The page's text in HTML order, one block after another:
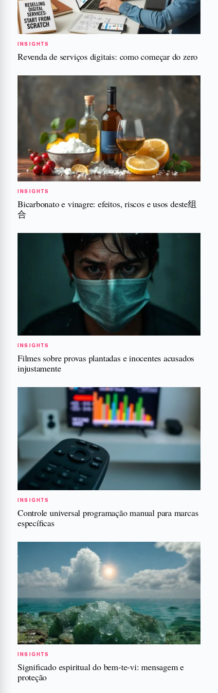
INSIGHTS
Revenda de serviços digitais: como começar do zero
INSIGHTS
Bicarbonato e vinagre: efeitos, riscos e usos deste组
合
INSIGHTS
Filmes sobre provas plantadas e inocentes acusados
injustamente
INSIGHTS
Controle universal programação manual para marcas
específicas
INSIGHTS
Significado espiritual do bem-te-vi: mensagem e
proteção